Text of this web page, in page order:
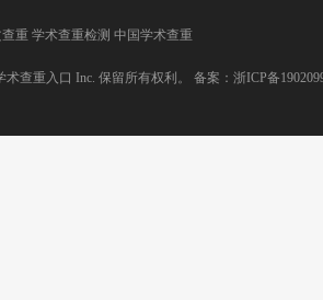
重 学术查重检测 中国学术查重
术查重入口 Inc. 保留所有权利。 备案： 浙ICP备